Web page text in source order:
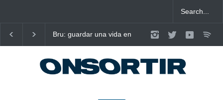
Bru: guardar una vida en
pop emocional
Laura West imposa el
criteri al ritme del
pop de “m’enxules”